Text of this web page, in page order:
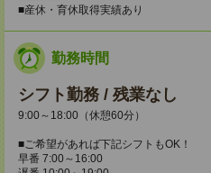
■産休・育休取得実績あり
勤務時間
シフト勤務 / 残業なし
9:00～18:00（休憩60分）
■ご希望があれば下記シフトもOK！
早番 7:00～16:00